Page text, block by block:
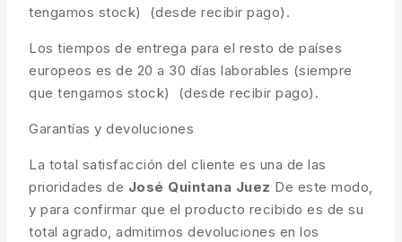
tengamos stock) (desde recibir pago).
Los tiempos de entrega para el resto de países
europeos es de 20 a 30 días laborables (siempre
que tengamos stock) (desde recibir pago).
Garantías y devoluciones
La total satisfacción del cliente es una de las
prioridades de José Quintana Juez De este modo,
y para confirmar que el producto recibido es de su
total agrado, admitimos devoluciones en los